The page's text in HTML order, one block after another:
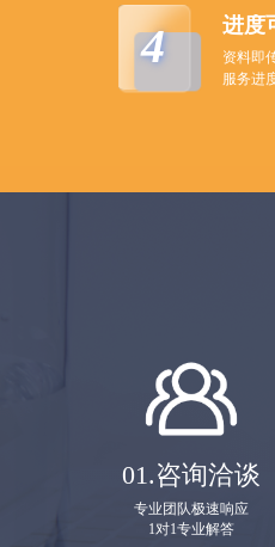
4 进度
资料即
服务进
01.咨询洽谈
专业团队极速响应
1对1专业解答